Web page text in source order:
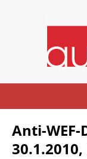
Anti-